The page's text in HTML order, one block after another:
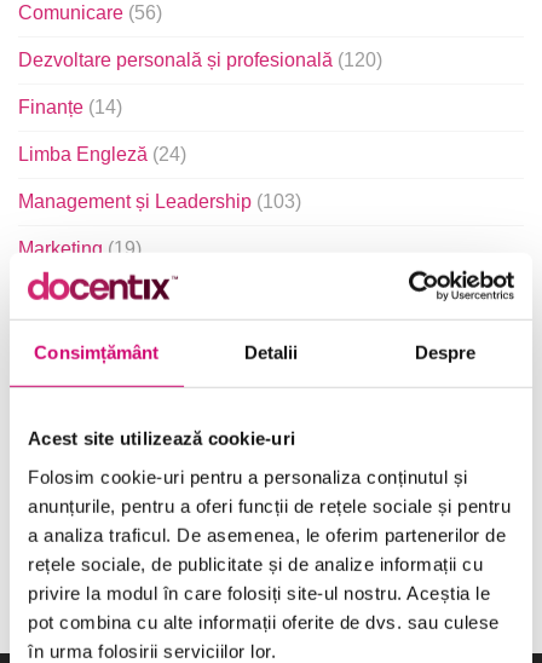
Consimțământ Detalii Despre
Acest site utilizează cookie-uri
Folosim cookie-uri pentru a personaliza conținutul și
anunțurile, pentru a oferi funcții de rețele sociale și pentru
a analiza traficul. De asemenea, le oferim partenerilor de
rețele sociale, de publicitate și de analize informații cu
privire la modul în care folosiți site-ul nostru. Aceștia le
pot combina cu alte informații oferite de dvs. sau culese
în urma folosirii serviciilor lor.
Comunicare (56)
Dezvoltare personală și profesională (120)
Finanțe (14)
Limba Engleză (24)
Management și Leadership (103)
Marketing (19)
Microsoft Office(241)
Project Management
Resurse Umane(16)
Serviciul clienți(20)
Transformare Digitală(90)
Vânzări și negocieri(10)